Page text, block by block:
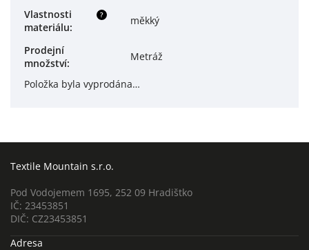
?
Vlastnosti
materiálu:
měkký
Prodejní
množství:
Metráž
Položka byla vyprodána…
Textile Mountain s.r.o.
Pod Vodojemem 1695, 252 09 Hradištko
IČ: 23453851
DIČ: CZ23453851
Adresa